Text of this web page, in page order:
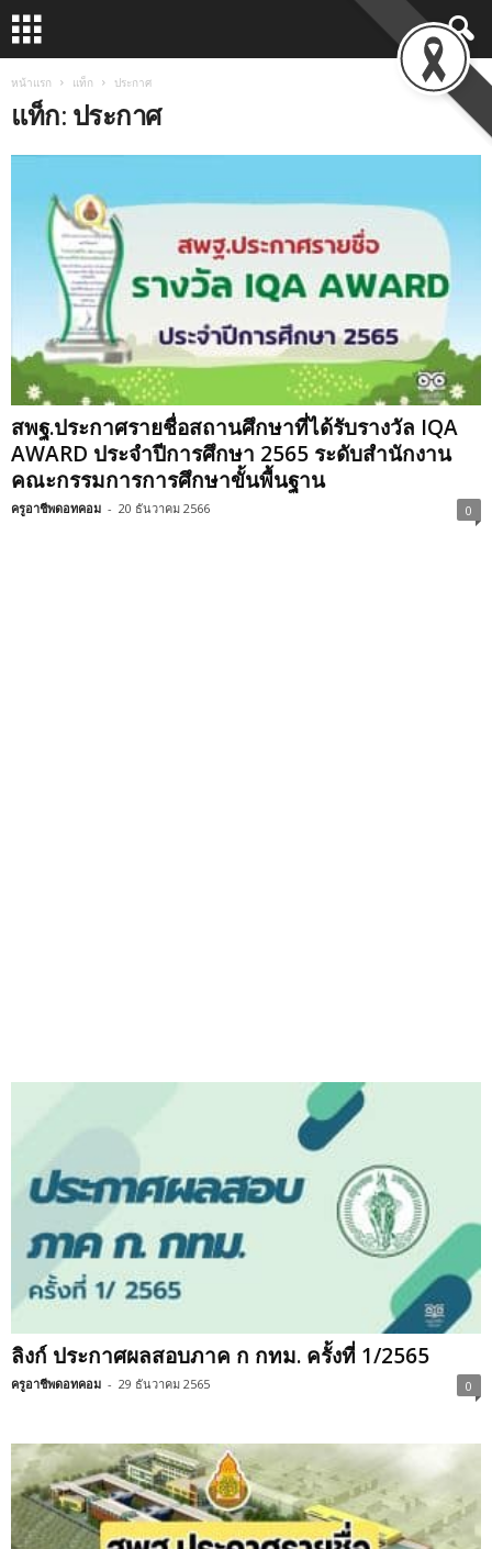
หน้าแรก แท็ก ประกาศ
แท็ก: ประกาศ
สพฐ.ประกาศรายชื่อสถานศึกษาที่ได้รับรางวัล IQA
AWARD ประจำปีการศึกษา 2565 ระดับสำนักงาน
คณะกรรมการการศึกษาขั้นพื้นฐาน
ครูอาชีพดอทคอม - 20 ธันวาคม 2566 0
ลิงก์ ประกาศผลสอบภาค ก กทม. ครั้งที่ 1/2565
ครูอาชีพดอทคอม - 29 ธันวาคม 2565 0